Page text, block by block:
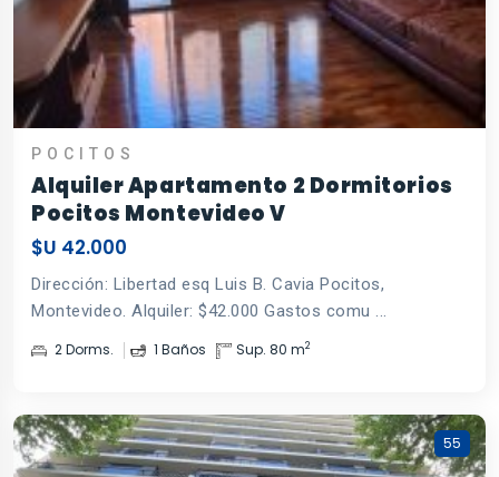
POCITOS
Alquiler Apartamento 2 Dormitorios
Pocitos Montevideo V
$U 42.000
Dirección: Libertad esq Luis B. Cavia Pocitos,
Montevideo. Alquiler: $42.000 Gastos comu ...
2 Dorms. 1 Baños Sup. 80 m2
55